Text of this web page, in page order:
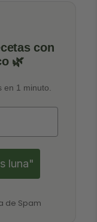
con
🌿
1 minuto.
luna"
de Spam